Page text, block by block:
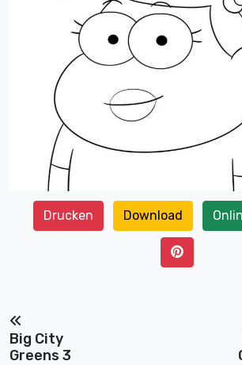
Drucken Download
Big City
Greens 3